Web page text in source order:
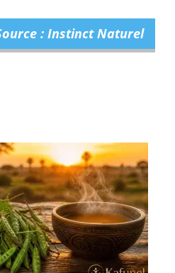
: Instinct Naturel